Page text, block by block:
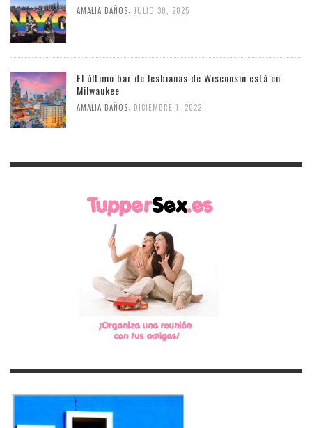
AMALIA BAÑOS JULIO 30, 2025
El último bar de lesbianas de Wisconsin está en
Milwaukee
AMALIA BAÑOS DICIEMBRE 1, 2022